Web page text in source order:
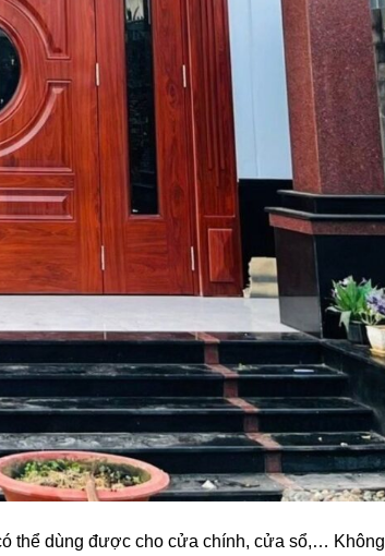
thể dùng được cho cửa chính, cửa sổ,… Không